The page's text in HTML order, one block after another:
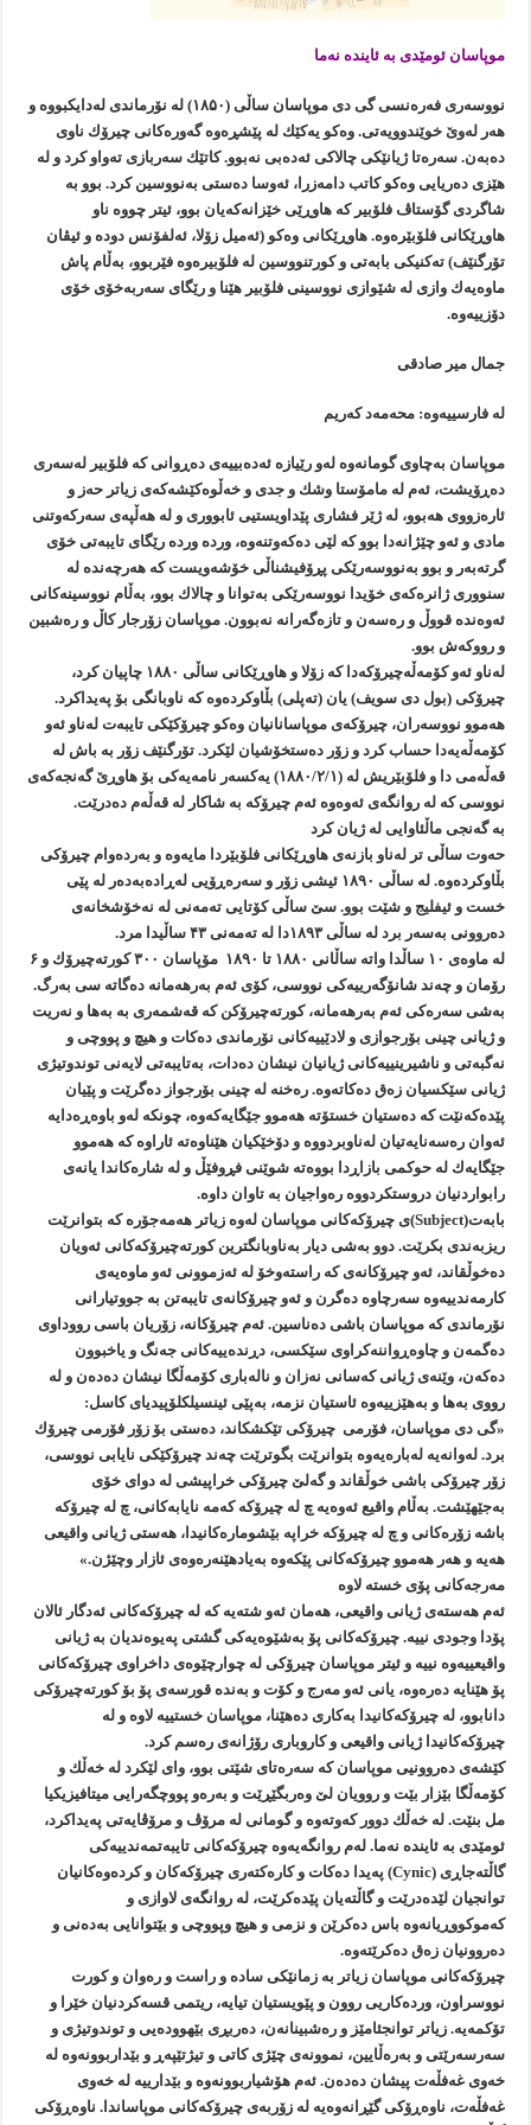
موپاسان ئومێدی به‌ ئاینده‌ نه‌ما
نووسه‌ری فه‌ره‌نسی گی دی موپاسان ساڵی (۱۸۵۰) له‌ نۆرماندی له‌دایكبووه‌ و
هه‌ر له‌وێ خوێندوویه‌تی. وه‌كو یه‌كێك له‌ پێشڕه‌وه‌ گه‌وره‌كانی چیرۆك ناوی
ده‌به‌ن. سه‌ره‌تا ژیانێكی چالاكی ئه‌ده‌بی نه‌بوو. كاتێك سه‌ربازی ته‌واو كرد و له‌
هێزی ده‌ریایی وه‌كو كاتب دامه‌زرا، ئه‌وسا ده‌ستی به‌نووسین كرد. بوو به‌
شاگردی گۆستاڤ فلۆبیر كه‌ هاوڕێی خێزانه‌كه‌یان بوو، ئیتر چووه‌ ناو
هاوڕێكانی فلۆبێره‌وه‌. هاوڕێكانی وه‌كو (ئه‌میل زۆلا، ئه‌لفۆنس دوده‌ و ئیڤان
تۆرگنێف) ته‌كنیكی بابه‌تی و كورتنووسین له‌ فلۆبیره‌وه‌ فێربوو، به‌ڵام پاش
ماوه‌یه‌ك وازی له‌ شێوازی نووسینی فلۆبیر هێنا و رێگای سه‌ربه‌خۆی خۆی
دۆزییه‌وه‌.
جمال میر صادقی
له‌ فارسییه‌وه‌: محه‌مه‌د كه‌ریم
موپاسان به‌چاوی گومانه‌وه‌ له‌و رێیازه‌ ئه‌ده‌بییه‌ی ده‌ڕوانی كه‌ فلۆبیر له‌سه‌ری
ده‌ڕۆیشت، ئه‌م له‌ مامۆستا وشك و جدی و خه‌ڵوه‌كێشه‌كه‌ی زیاتر حه‌ز و
ئاره‌زووی هه‌بوو، له‌ ژێر فشاری پێداویستیی ئابووری و لە هەڵپەی سه‌ركه‌وتنی
مادی و ئه‌و چێژانه‌دا بوو كه‌ لێی ده‌كه‌وتنه‌وه‌، ورده‌ ورده‌ رێگای تایبه‌تی خۆی
گرته‌به‌ر و بوو به‌نووسه‌رێكی پڕۆفیشناڵی خۆشه‌ویست كه‌ هه‌رچه‌نده‌ له‌
سنووری ژانره‌كه‌ی خۆیدا نووسه‌رێكی به‌توانا و چالاك بوو، به‌ڵام نووسینه‌كانی
ئه‌وه‌نده‌ قووڵ و ره‌سه‌ن و تازه‌گه‌رانه‌ نه‌بوون. موپاسان زۆرجار كاڵ و ره‌شبین
و رووكه‌ش بوو.
له‌ناو ئه‌و كۆمه‌ڵه‌چیرۆكه‌دا كه‌ زۆلا و هاوڕێكانی ساڵی ۱۸۸۰ چاپیان كرد،
چیرۆكی (بول دی سویف) یان (ته‌پلی) بڵاوكرده‌وه‌ كه‌ ناوبانگی بۆ په‌یداكرد.
هه‌موو نووسه‌ران، چیرۆكه‌ی موپاسانانیان وه‌كو چیرۆكێكی تایبه‌ت له‌ناو ئه‌و
كۆمه‌ڵه‌یه‌دا حساب كرد و زۆر ده‌ستخۆشیان لێكرد. تۆرگنێف زۆر به‌ باش له‌
قه‌ڵه‌می دا و فلۆبێریش له‌ (۱۸۸۰/۲/۱) یه‌كسه‌ر نامه‌یه‌كی بۆ هاوڕێ گه‌نجه‌كه‌ی
نووسی كه‌ له‌ روانگه‌ی ئه‌وه‌وه‌ ئه‌م چیرۆكه‌ به‌ شاكار له‌ قه‌ڵه‌م ده‌درێت.
به‌ گه‌نجی ماڵئاوایی له‌ ژیان كرد
حه‌وت ساڵی تر له‌ناو بازنه‌ی هاوڕێكانی فلۆبێردا مایه‌وه‌ و به‌رده‌وام چیرۆكی
بڵاوكرده‌وه‌. له‌ ساڵی ۱۸۹۰ ئیشی زۆر و سه‌ره‌ڕۆیی له‌ڕاده‌به‌ده‌ر له‌ پێی
خست و ئیفلیج و شێت بوو. سێ ساڵی كۆتایی ته‌مه‌نی له‌ نه‌خۆشخانه‌ی
ده‌روونی به‌سه‌ر برد له‌ ساڵی ۱۸۹۳دا له‌ ته‌مه‌نی ۴۳ ساڵیدا مرد.
له‌ ماوه‌ی ۱۰ ساڵدا واته‌ ساڵانی ۱۸۸۰ تا ۱۸۹۰ مۆپاسان ۳۰۰ كورته‌چیرۆك و ۶
رۆمان و چه‌ند شانۆگه‌رییه‌كی نووسی، كۆی ئه‌م به‌رهه‌مانه‌ ده‌گاته‌ سی به‌رگ.
به‌شی سه‌ره‌كی ئه‌م به‌رهه‌مانه‌، كورته‌چیرۆكن كه‌ قه‌شمه‌ری به‌ به‌ها و نه‌ریت
و ژیانی چینی بۆرجوازی و لادێییه‌كانی نۆرماندی ده‌كات و هیچ و پووچی و
نه‌گبه‌تی و ناشیرینییه‌كانی ژیانیان نیشان ده‌دات، به‌تایبه‌تی لایه‌نی توندوتیژی
ژیانی سێكسیان زه‌ق ده‌كاته‌وه‌. ره‌خنه‌ له‌ چینی بۆرجواز ده‌گرێت و پێیان
پێده‌كه‌نێت كه‌ ده‌ستیان خستۆته‌ هه‌موو جێگایه‌كه‌وه‌، چونكه‌ له‌و باوه‌ڕه‌دایه‌
ئه‌وان ره‌سه‌نایه‌تیان له‌ناوبردووه‌ و دۆخێكیان هێناوه‌ته‌ ئاراوه‌ كه‌ هه‌موو
جێگایه‌ك له‌ حوكمی بازاڕدا بووه‌ته‌ شوێنی فڕوفێڵ و له‌ شاره‌كاندا یانه‌ی
رابواردنیان دروستكردووه‌ ره‌واجیان به‌ تاوان داوه‌.
بابه‌ت(Subject)ی چیرۆكه‌كانی موپاسان له‌وه‌ زیاتر هه‌مه‌جۆره‌ كه‌ بتوانرێت
ریزبه‌ندی بكرێت. دوو به‌شی دیار به‌ناوبانگترین كورته‌چیرۆكه‌كانی ئه‌ویان
ده‌خوڵقاند، ئه‌و چیرۆكانه‌ی كه‌ راسته‌وخۆ له‌ ئه‌زموونی ئه‌و ماوه‌یه‌ی
كارمه‌ندییه‌وه‌ سه‌رچاوه‌ ده‌گرن و ئه‌و چیرۆكانه‌ی تایبه‌تن به‌ جووتیارانی
نۆرماندی كه‌ موپاسان باشی ده‌ناسین. ئه‌م چیرۆكانه‌، زۆریان باسی رووداوی
ده‌گمه‌ن و چاوه‌ڕواننه‌كراوی سێكسی، دڕنده‌ییه‌كانی جه‌نگ و یاخبوون
ده‌كه‌ن، وێنه‌ی ژیانی كه‌سانی نه‌زان و ناله‌باری كۆمه‌ڵگا نیشان ده‌ده‌ن و له‌
رووی به‌ها و به‌هێزییه‌وه‌ ئاستیان نزمه‌، به‌پێی ئینسیلكلۆپیدیای كاسل:
«گی دی موپاسان، فۆرمی چیرۆكی تێكشكاند، ده‌ستی بۆ زۆر فۆرمی چیرۆك
برد. له‌وانه‌یه‌ له‌باره‌یه‌وه‌ بتوانرێت بگوترێت چه‌ند چیرۆكێكی نایابی نووسی،
زۆر چیرۆكی باشی خوڵقاند و گه‌لێ چیرۆكی خراپیشی له‌ دوای خۆی
به‌جێهێشت. به‌ڵام واقیع ئه‌وه‌یه‌ چ له‌ چیرۆكه‌ كه‌مه‌ نایابه‌كانی، چ له‌ چیرۆكه‌
باشه‌ زۆره‌كانی و چ له‌ چیرۆكه‌ خراپه‌ بێشوماره‌كانیدا، هه‌ستی ژیانی واقیعی
هه‌یه‌ و هه‌ر هه‌موو چیرۆكه‌كانی پێكه‌وه‌ به‌یادهێنه‌ره‌وه‌ی ئازار وچێژن.»
مه‌رجه‌كانی پۆی خسته‌ لاوه‌
ئه‌م هه‌سته‌ی ژیانی واقیعی، هه‌مان ئه‌و شته‌یه‌ كه‌ له‌ چیرۆكه‌كانی ئه‌دگار ئالان
پۆدا وجودی نییه‌. چیرۆكه‌كانی پۆ به‌شێوه‌یه‌كی گشتی په‌یوه‌ندیان به‌ ژیانی
واقیعییه‌وه‌ نییه‌ و ئیتر موپاسان چیرۆكی له‌ چوارچێوه‌ی داخراوی چیرۆكه‌كانی
پۆ هێنایه‌ ده‌ره‌وه‌، یانی ئه‌و مه‌رج و كۆت و به‌نده‌ قورسه‌ی پۆ بۆ كورته‌چیرۆكی
دانابوو، له‌ چیرۆكه‌كانیدا به‌كاری ده‌هێنا، موپاسان خستییه‌ لاوه‌ و له‌
چیرۆكه‌كانیدا ژیانی واقیعی و كاروباری رۆژانه‌ی ره‌سم كرد.
كێشه‌ی ده‌روونیی موپاسان كه‌ سه‌ره‌تای شێتی بوو، وای لێكرد له‌ خه‌ڵك و
كۆمه‌ڵگا بێزار بێت و روویان لێ وه‌ربگێڕێت و به‌ره‌و پووچگه‌رایی میتافیزیكیا
مل بنێت. له‌ خه‌ڵك دوور كه‌وته‌وه‌ و گومانی له‌ مرۆڤ و مرۆڤایه‌تی په‌یداكرد،
ئومێدی به‌ ئاینده‌ نه‌ما. له‌م روانگه‌یه‌وه‌ چیرۆكه‌كانی تایبه‌تمه‌ندییه‌كی
گاڵته‌جاڕی (Cynic) په‌یدا ده‌كات و كاره‌كته‌ری چیرۆكه‌كان و كرده‌وه‌كانیان
توانجیان لێده‌درێت و گاڵته‌یان پێده‌كرێت، له‌ روانگه‌ی لاوازی و
كه‌موكووڕیانه‌وه‌ باس ده‌كرێن و نزمی و هیچ وپووچی و بێتوانایی به‌ده‌نی و
ده‌روونیان زه‌ق ده‌كرێته‌وه‌.
چیرۆكه‌كانی موپاسان زیاتر به‌ زمانێكی ساده‌ و راست و ره‌وان و كورت
نووسراون، ورده‌كاریی روون و پێویستیان تیایه‌، ریتمی قسه‌كردنیان خێرا و
تۆكمه‌یه‌. زیاتر توانجئامێز و ره‌شبینانه‌ن، ده‌ربڕی بێهووده‌یی و توندوتیژی و
سه‌رسه‌رێتی و به‌ره‌ڵایین، نموونه‌ی چێژی كاتی و تیژتێپه‌ڕ و بێداربوونه‌وه‌ له‌
خه‌وی غه‌فڵه‌ت پیشان ده‌ده‌ن. ئه‌م هۆشیاربوونه‌وه‌ و بێدارییه‌ له‌ خه‌وی
غه‌فڵه‌ت، ناوه‌ڕۆكی گێڕانه‌وه‌یه‌ له‌ زۆربه‌ی چیرۆكه‌كانی موپاساندا. ناوه‌ڕۆكی